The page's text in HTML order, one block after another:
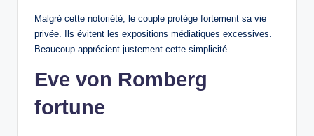
Malgré cette notoriété, le couple protège fortement sa vie
privée. Ils évitent les expositions médiatiques excessives.
Beaucoup apprécient justement cette simplicité.
Eve von Romberg
fortune